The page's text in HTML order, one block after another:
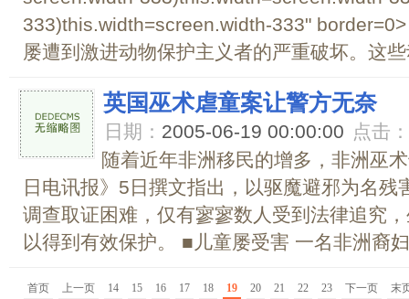
333)this.width=screen.width-333"
屡遭到激进动物保护主义者的严重破坏。这
英国巫术虐童案让警方无奈
日期： 2005-06-19 00:00:00 点击：
随着近年非洲移民的增多，非洲巫
日电讯报》5日撰文指出，以驱魔避邪为名
调查取证困难，仅有寥寥数人受到法律追究
以得到有效保护。 ■儿童屡受害 一名非洲裔
首页 上一页 14 15 16 17 18 19 20 21 22 23 下一页 末